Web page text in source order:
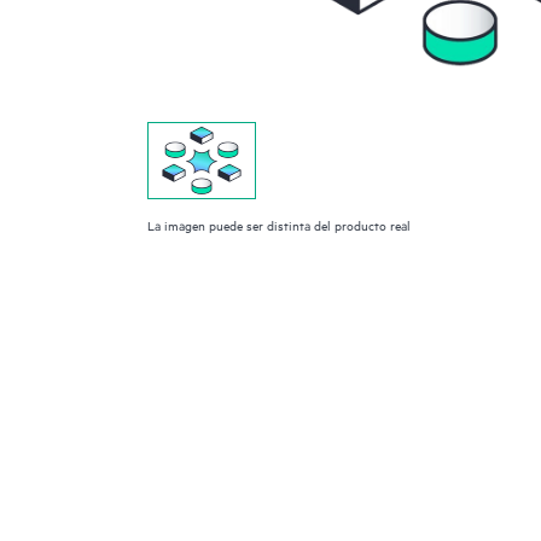
La imagen puede ser distinta del producto real